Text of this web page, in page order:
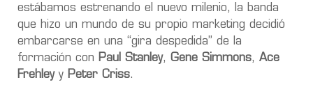
estábamos estrenando el nuevo milenio, la banda
que hizo un mundo de su propio marketing decidió
embarcarse en una “gira despedida” de la
formación con Paul Stanley, Gene Simmons, Ace
Frehleyy Peter Criss.